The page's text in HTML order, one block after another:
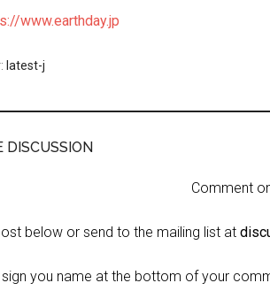
www.earthday.jp
latest-j
DISCUSSION
Comment
below or send to the mailing list at
sign you name at the bottom of your